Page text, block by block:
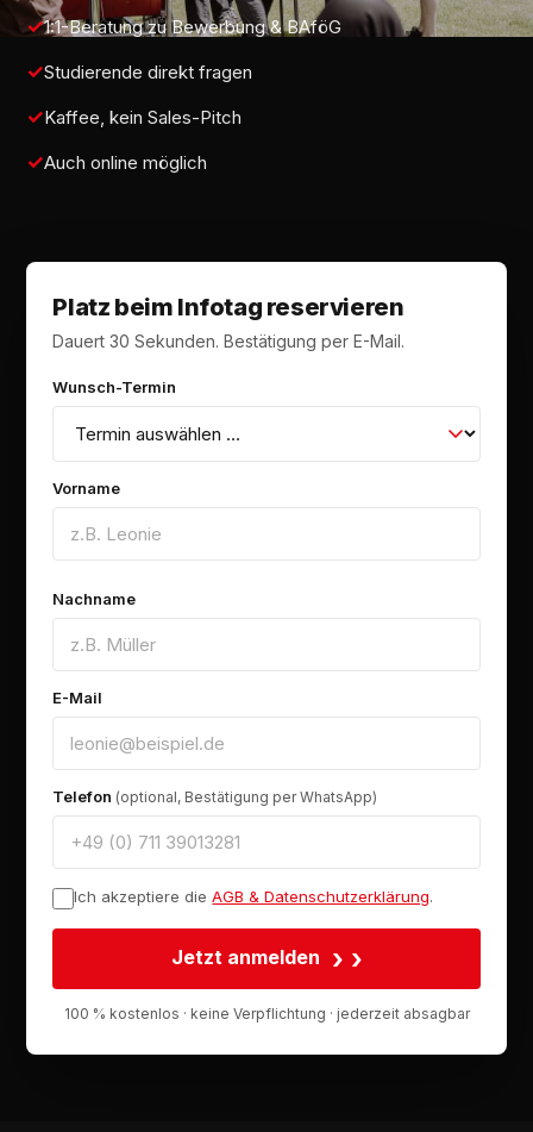
1:1-Beratung zu Bewerbung & BAföG
Studierende direkt fragen
Kaffee, kein Sales-Pitch
Auch online möglich
Platz beim Infotag reservieren
Dauert 30 Sekunden. Bestätigung per E-Mail.
Wunsch-Termin
Vorname
Nachname
E-Mail
Telefon (optional, Bestätigung per WhatsApp)
Ich akzeptiere die AGB & Datenschutzerklärung.
Jetzt anmelden ›
100 % kostenlos · keine Verpflichtung · jederzeit absagbar